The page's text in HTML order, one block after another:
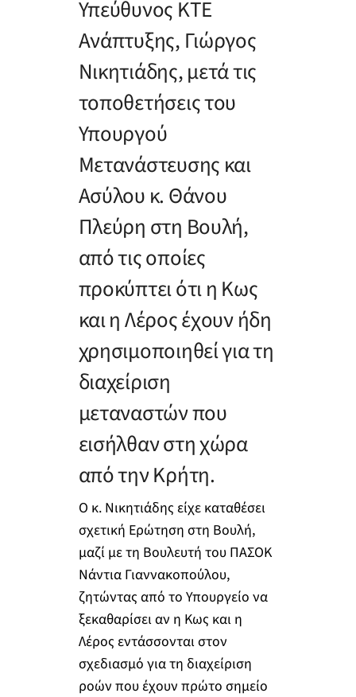
Υπεύθυνος ΚΤΕ
Ανάπτυξης, Γιώργος
Νικητιάδης, μετά τις
τοποθετήσεις του
Υπουργού
Μετανάστευσης και
Ασύλου κ. Θάνου
Πλεύρη στη Βουλή,
από τις οποίες
προκύπτει ότι η Κως
και η Λέρος έχουν ήδη
χρησιμοποιηθεί για τη
διαχείριση
μεταναστών που
εισήλθαν στη χώρα
από την Κρήτη.
Ο κ. Νικητιάδης είχε καταθέσει
σχετική Ερώτηση στη Βουλή,
μαζί με τη Βουλευτή του ΠΑΣΟΚ
Νάντια Γιαννακοπούλου,
ζητώντας από το Υπουργείο να
ξεκαθαρίσει αν η Κως και η
Λέρος εντάσσονται στον
σχεδιασμό για τη διαχείριση
ροών που έχουν πρώτο σημείο